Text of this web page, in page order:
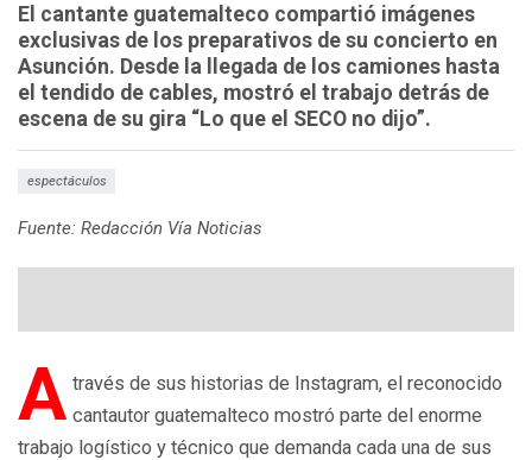
El cantante guatemalteco compartió imágenes
exclusivas de los preparativos de su concierto en
Asunción. Desde la llegada de los camiones hasta
el tendido de cables, mostró el trabajo detrás de
escena de su gira “Lo que el SECO no dijo”.
espectáculos
Fuente: Redacción Vía Noticias
A través de sus historias de Instagram, el reconocido
cantautor guatemalteco mostró parte del enorme
trabajo logístico y técnico que demanda cada una de sus